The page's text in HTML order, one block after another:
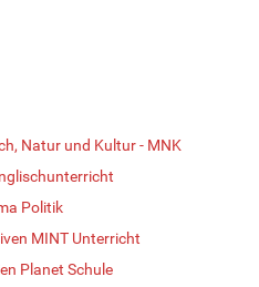
Natur und Kultur - MNK
Politik
MINT Unterricht
Planet Schule